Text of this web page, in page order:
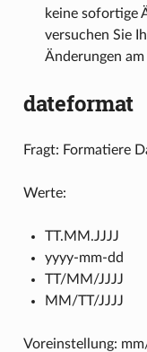
keine sofortige
versuchen Sie
Änderungen
dateformat
Fragt: Formatiere
Werte:
TT.MM.JJJJ
yyyy-mm-dd
TT/MM/JJJJ
MM/TT/JJJJ
Voreinstellung: